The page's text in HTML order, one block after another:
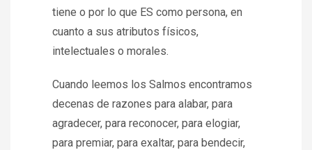
tiene o por lo que ES como persona, en
cuanto a sus atributos físicos,
intelectuales o morales.
Cuando leemos los Salmos encontramos
decenas de razones para alabar, para
agradecer, para reconocer, para elogiar,
para premiar, para exaltar, para bendecir,